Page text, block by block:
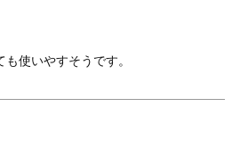
使いやすそうです。